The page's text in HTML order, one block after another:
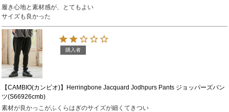
履き心地と素材感が、とてもよい
サイズも良かった
【CAMBIO(カンビオ)】Herringbone Jacquard Jodhpurs Pants ジョッパーズパン
ツ(S66926cmb)
購入者
素材が良かっこがふくらはぎのサイズが細くてきつい